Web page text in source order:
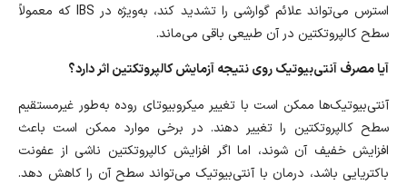
استرس می‌تواند علائم گوارشی را تشدید کند، به‌ویژه در IBS که معمولاً
سطح کالپروتکتین در آن طبیعی باقی می‌ماند.
آیا مصرف آنتی‌بیوتیک روی نتیجه آزمایش کالپروتکتین اثر دارد؟
آنتی‌بیوتیک‌ها ممکن است با تغییر میکروبیوتای روده به‌طور غیرمستقیم
سطح کالپروتکتین را تغییر دهند. در برخی موارد ممکن است باعث
افزایش خفیف آن شوند، اما اگر افزایش کالپروتکتین ناشی از عفونت
باکتریایی باشد، درمان با آنتی‌بیوتیک می‌تواند سطح آن را کاهش دهد.